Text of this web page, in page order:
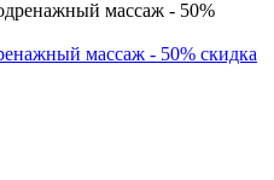
массаж - 50% скидка